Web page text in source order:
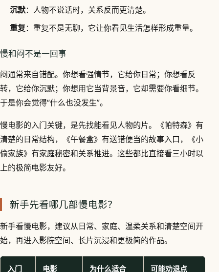
沉默：人物不说话时，关系反而更清楚。
重复：重复不是无聊，它让你看见生活怎样形成重量。
慢和闷不是一回事
闷通常来自错配。你想看强情节，它给你日常；你想看反
转，它给你沉默；你想用它当背景音，它却需要你看细节。
于是你会觉得“什么也没发生”。
慢电影的入门关键，是先找能看见人物的片。《帕特森》有
清楚的日常结构，《午餐盒》有送错便当的故事入口，《小
偷家族》有家庭秘密和关系推进。这些都比直接看三小时以
上的极简电影友好。
新手先看哪几部慢电影？
新手看慢电影，建议从日常、家庭、温柔关系和清楚空间开
始，再进入影院空间、长片沉浸和更极简的作品。
入门 电影 为什么适合 可能劝退点